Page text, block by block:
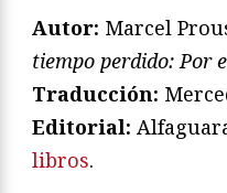
Autor: Marcel
tiempo perdido: Por
Traducción:
Editorial:
libros.